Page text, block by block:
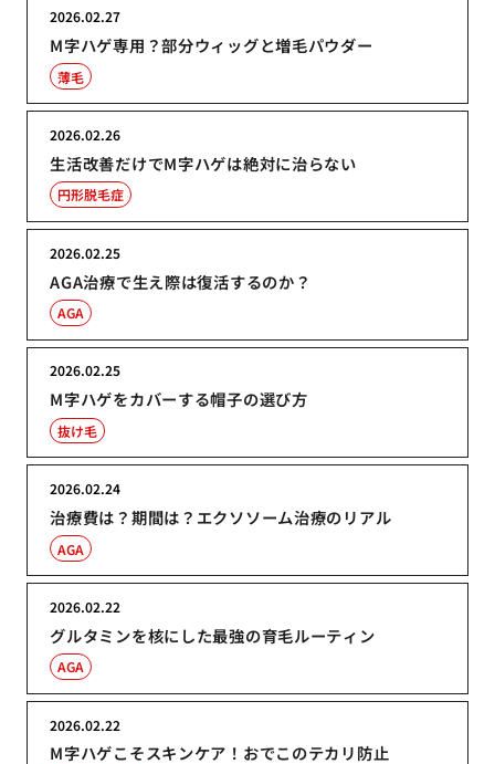
M字ハゲ専用？部分ウィッグと増毛パウダー
2026.02.27
薄毛
生活改善だけでM字ハゲは絶対に治らない
2026.02.26
円形脱毛症
AGA治療で生え際は復活するのか？
2026.02.25
AGA
M字ハゲをカバーする帽子の選び方
2026.02.25
抜け毛
治療費は？期間は？エクソソーム治療のリアル
2026.02.24
AGA
グルタミンを核にした最強の育毛ルーティン
2026.02.22
AGA
M字ハゲこそスキンケア！おでこのテカリ防止
2026.02.22